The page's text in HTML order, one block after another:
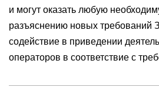
и могут оказать любую
разъяснению новых требований
содействие в приведении
операторов в соответствие с